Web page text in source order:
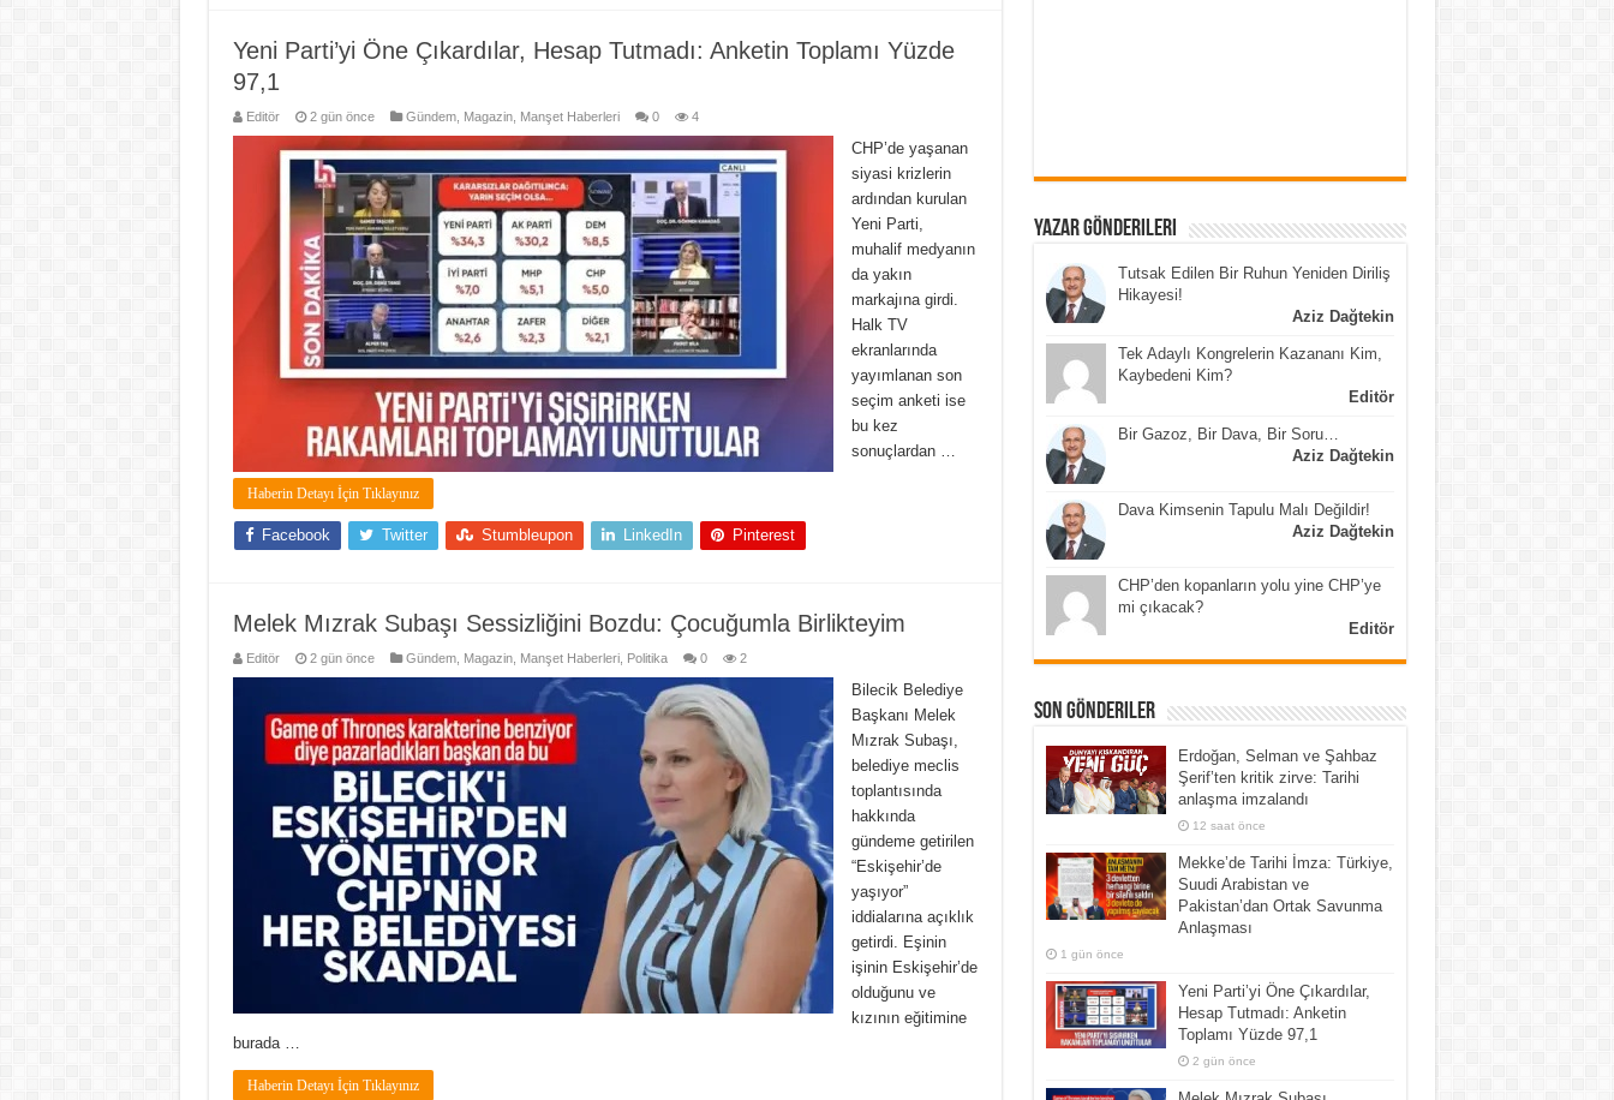
Yeni Parti’yi Öne Çıkardılar, Hesap Tutmadı: Anketin Toplamı Yüzde
97,1
Editör 2 gün önce Gündem, Magazin, Manşet Haberleri 0 4
CHP’de yaşanan
siyasi krizlerin
ardından kurulan
Yeni Parti,
muhalif medyanın
da yakın
markajına girdi.
Halk TV
ekranlarında
yayımlanan son
seçim anketi ise
bu kez
sonuçlardan …
Haberin Detayı İçin Tıklayınız
Facebook Twitter Stumbleupon LinkedIn Pinterest
Melek Mızrak Subaşı Sessizliğini Bozdu: Çocuğumla Birlikteyim
Editör 2 gün önce Gündem, Magazin, Manşet Haberleri, Politika 0 2
Bilecik Belediye
Başkanı Melek
Mızrak Subaşı,
belediye meclis
toplantısında
hakkında
gündeme getirilen
“Eskişehir’de
yaşıyor”
iddialarına açıklık
getirdi. Eşinin
işinin Eskişehir’de
olduğunu ve
kızının eğitimine
burada …
Haberin Detayı İçin Tıklayınız
Yazar Gönderileri
Tutsak Edilen Bir Ruhun Yeniden Diriliş
Hikayesi!
Aziz Dağtekin
Tek Adaylı Kongrelerin Kazananı Kim,
Kaybedeni Kim?
Editör
Bir Gazoz, Bir Dava, Bir Soru…
Aziz Dağtekin
Dava Kimsenin Tapulu Malı Değildir!
Aziz Dağtekin
CHP’den kopanların yolu yine CHP’ye
mi çıkacak?
Editör
Son Gönderiler
Erdoğan, Selman ve Şahbaz
Şerif’ten kritik zirve: Tarihi
anlaşma imzalandı
12 saat önce
Mekke’de Tarihi İmza: Türkiye,
Suudi Arabistan ve
Pakistan’dan Ortak Savunma
Anlaşması
1 gün önce
Yeni Parti’yi Öne Çıkardılar,
Hesap Tutmadı: Anketin
Toplamı Yüzde 97,1
2 gün önce